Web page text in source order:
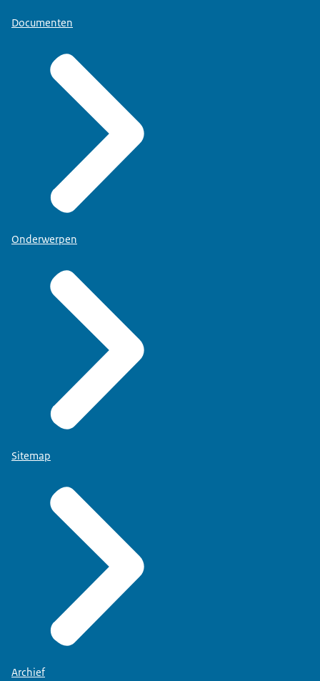
SIGMUND
landingsbaan worden geleid, dan vliegen ze zeg
maar trapsgewijs.
Illustraties en animaties om de uitleg van Sigmund
te visualiseren.
SIGMUND
Ze vliegen, dalen een stukje en vliegen dan
horizontaal en dalen een stukje en horizon-. Je
baan aan.
BEELD
Terug naar Sigmund.
Als ze continu dalen over een vaste
naderingsroute, dan is de bedoeling dat dat
trapsgewijs dalen, dat het niet meer voorkomt. Dat
die horizontale stukken in het naderen
BEELD
over te visualiseren.
VOICE-OVER
Continu dalen is een andere manier van dalen. Het
zorgt voor minder geluid en minder uitstoot rond
luchthavens.
BEELD
Terug naar Sigmund met een animatie die het
verschil tussen trapsgewijs en continu dalen
Documenten
Onderwerpen
Sitemap
Archief